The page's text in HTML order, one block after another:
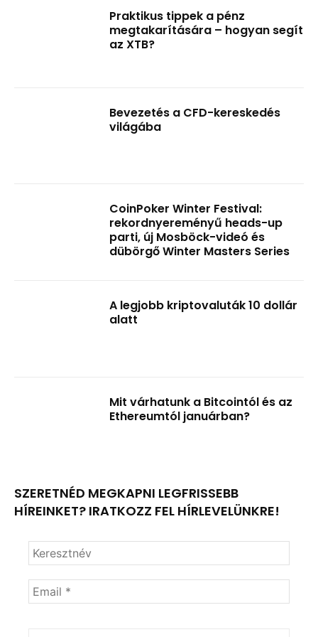
Praktikus tippek a pénz
megtakarítására – hogyan segít
az XTB?
Bevezetés a CFD-kereskedés
világába
CoinPoker Winter Festival:
rekordnyereményű heads-up
parti, új Mosböck-videó és
dübörgő Winter Masters Series
A legjobb kriptovaluták 10 dollár
alatt
Mit várhatunk a Bitcointól és az
Ethereumtól januárban?
SZERETNÉD MEGKAPNI LEGFRISSEBB
HÍREINKET? IRATKOZZ FEL HÍRLEVELÜNKRE!